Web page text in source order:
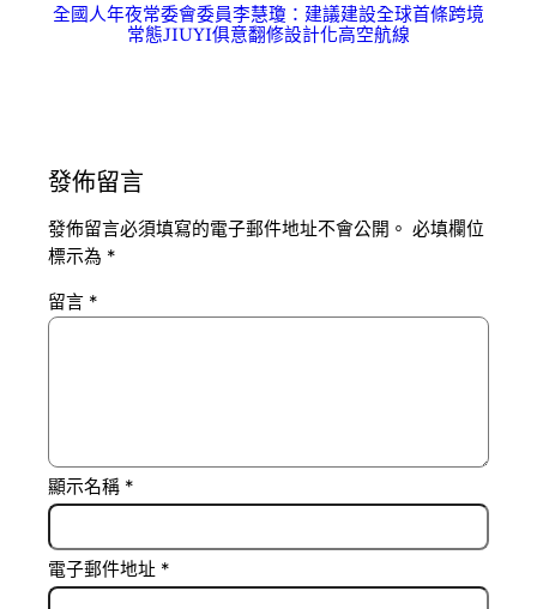
全國人年夜常委會委員李慧瓊：建議建設全球首條跨境
常態JIUYI俱意翻修設計化高空航線
發佈留言
發佈留言必須填寫的電子郵件地址不會公開。 必填欄位
標示為 *
留言 *
顯示名稱 *
電子郵件地址 *